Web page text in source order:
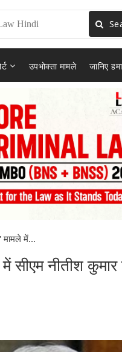
उपभोक्ता मामले जानिए
मामले में...
सीएम नीतीश